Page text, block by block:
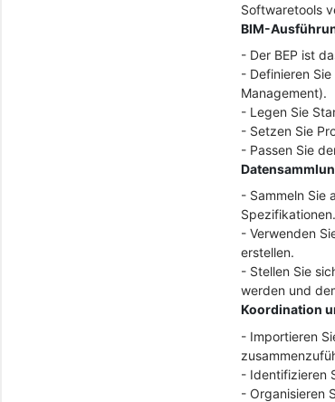
Softwaretools
BIM-
- Der BEP ist
- Definieren
Management).
- Legen Sie
- Setzen Sie
- Passen Sie
- Sammeln Sie
Spezifikationen.
- Verwenden
erstellen.
- Stellen Sie
werden und
Koordination
- Importieren
- Identifizieren
- Organisieren